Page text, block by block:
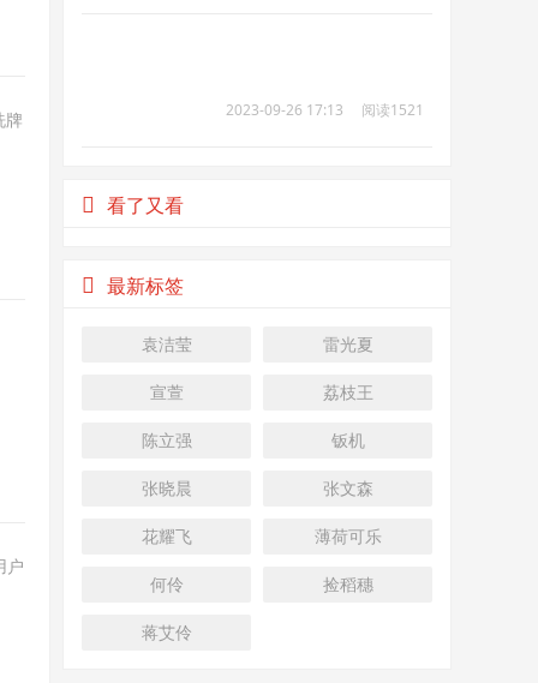
2023-09-26 17:13
阅读1521
看了又看
最新标签
袁洁莹 雷光夏
宣萱 荔枝王
陈立强 钣机
张晓晨 张文森
花耀飞 薄荷可乐
何伶 捡稻穗
蒋艾伶